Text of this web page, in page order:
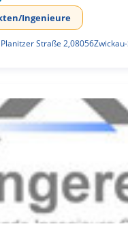
Ingenieure
Planitzer Straße 2,08056